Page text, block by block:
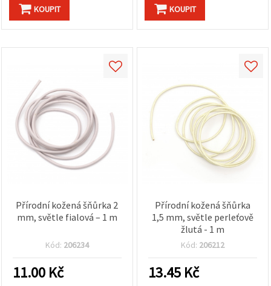
KOUPIT KOUPIT
Přírodní kožená šňůrka 2
mm, světle fialová – 1 m
Kód: 206234
11.00 Kč
Přírodní kožená šňůrka
1,5 mm, světle perleťově
žlutá - 1 m
Kód: 206212
13.45 Kč